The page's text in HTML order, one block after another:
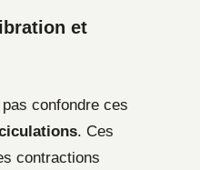
et
confondre ces
. Ces
contractions